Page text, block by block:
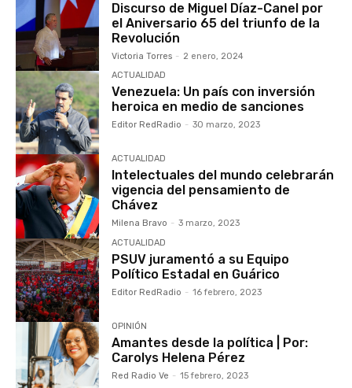
Discurso de Miguel Díaz-Canel por
el Aniversario 65 del triunfo de la
Revolución
Victoria Torres - 2 enero, 2024
ACTUALIDAD
Venezuela: Un país con inversión
heroica en medio de sanciones
Editor RedRadio - 30 marzo, 2023
ACTUALIDAD
Intelectuales del mundo celebrarán
vigencia del pensamiento de
Chávez
Milena Bravo - 3 marzo, 2023
ACTUALIDAD
PSUV juramentó a su Equipo
Político Estadal en Guárico
Editor RedRadio - 16 febrero, 2023
OPINIÓN
Amantes desde la política | Por:
Carolys Helena Pérez
Red Radio Ve - 15 febrero, 2023